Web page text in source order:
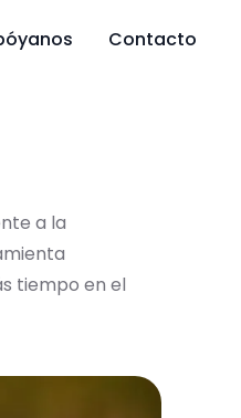
Contacto
a la
tiempo en el